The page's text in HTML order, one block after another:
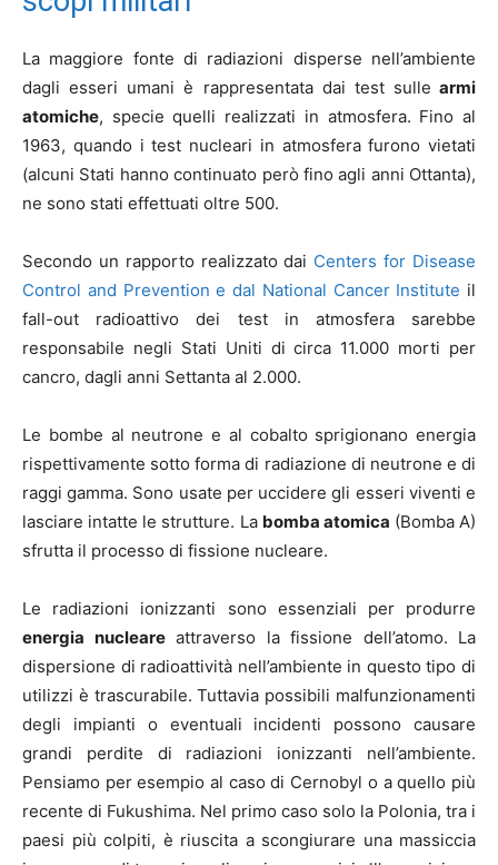
La maggiore fonte di radiazioni disperse nell’ambiente
dagli esseri umani è rappresentata dai test sulle armi
atomiche, specie quelli realizzati in atmosfera. Fino al
1963, quando i test nucleari in atmosfera furono vietati
(alcuni Stati hanno continuato però fino agli anni Ottanta),
ne sono stati effettuati oltre 500.
Secondo un rapporto realizzato dai Centers for Disease
Control and Prevention e dal National Cancer Institute il
fall-out radioattivo dei test in atmosfera sarebbe
responsabile negli Stati Uniti di circa 11.000 morti per
cancro, dagli anni Settanta al 2.000.
Le bombe al neutrone e al cobalto sprigionano energia
rispettivamente sotto forma di radiazione di neutrone e di
raggi gamma. Sono usate per uccidere gli esseri viventi e
lasciare intatte le strutture. La bomba atomica (Bomba A)
sfrutta il processo di fissione nucleare.
Le radiazioni ionizzanti sono essenziali per produrre
energia nucleareattraverso la fissione dell’atomo. La
dispersione di radioattività nell’ambiente in questo tipo di
utilizzi è trascurabile. Tuttavia possibili malfunzionamenti
degli impianti o eventuali incidenti possono causare
grandi perdite di radiazioni ionizzanti nell’ambiente.
Pensiamo per esempio al caso di Cernobyl o a quello più
recente di Fukushima. Nel primo caso solo la Polonia, tra i
paesi più colpiti, è riuscita a scongiurare una massiccia